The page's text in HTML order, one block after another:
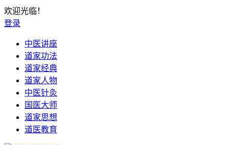
欢迎光临！
登录
中医讲座
道家功法
道家经典
道家人物
中医针灸
国医大师
道家思想
道医教育